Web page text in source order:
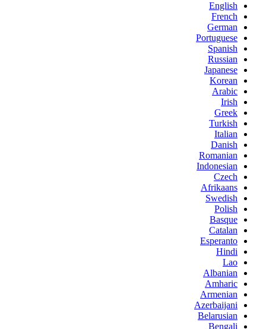
English
French
German
Portuguese
Spanish
Russian
Japanese
Korean
Arabic
Irish
Greek
Turkish
Italian
Danish
Romanian
Indonesian
Czech
Afrikaans
Swedish
Polish
Basque
Catalan
Esperanto
Hindi
Lao
Albanian
Amharic
Armenian
Azerbaijani
Belarusian
Bengali